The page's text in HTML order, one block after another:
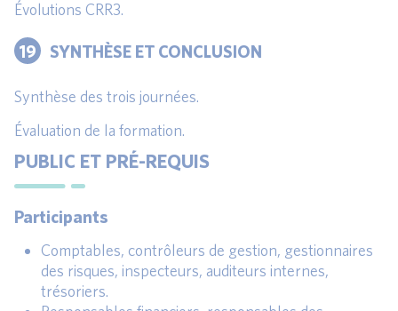
Évolutions CRR3.
19 SYNTHÈSE ET CONCLUSION
Synthèse des trois journées.
Évaluation de la formation.
PUBLIC ET PRÉ-REQUIS
Participants
Comptables, contrôleurs de gestion, gestionnaires
des risques, inspecteurs, auditeurs internes,
trésoriers.